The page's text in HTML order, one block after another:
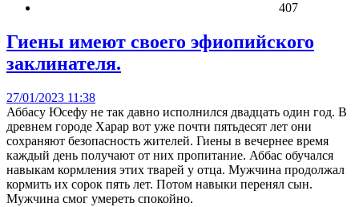
407
Гиены имеют своего эфиопийского
заклинателя.
27/01/2023 11:38
Аббасу Юсефу не так давно исполнился двадцать один год. В
древнем городе Харар вот уже почти пятьдесят лет они
сохраняют безопасность жителей. Гиены в вечернее время
каждый день получают от них пропитание. Аббас обучался
навыкам кормления этих тварей у отца. Мужчина продолжал
кормить их сорок пять лет. Потом навыки перенял сын.
Мужчина смог умереть спокойно.